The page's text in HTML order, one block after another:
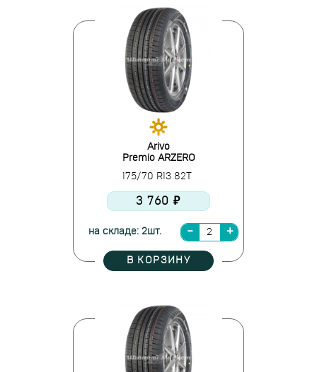
Arivo
Premio ARZERO
175/70 R13 82T
3 760 ₽
на складе: 2шт.
В КОРЗИНУ